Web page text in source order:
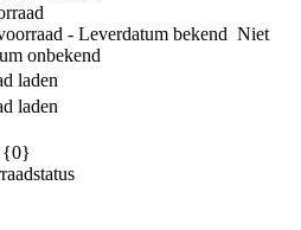
- Leverdatum bekend Niet
onbekend
laden
laden
{0}